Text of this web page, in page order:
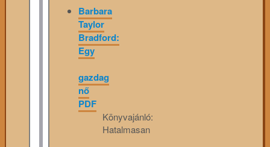
Barbara
Taylor
Bradford:
Egy
gazdag
nő
PDF
Könyvajánló:
Hatalmasan